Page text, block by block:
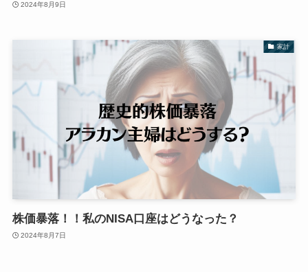
2024年8月9日
家計
株価暴落！！私のNISA口座はどうなった？
2024年8月7日